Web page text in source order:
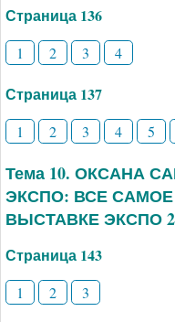
Страница 136
1 2 3 4
Страница 137
1 2 3 4 5
Тема 10. ОКСАНА
ЭКСПО: ВСЕ
ВЫСТАВКЕ ЭКСПО
Страница 143
1 2 3